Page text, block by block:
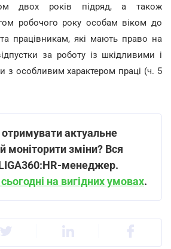
двох років підряд, а також
робочого року особам віком до
та працівникам, які мають право на
за роботу із шкідливими і
особливим характером праці (ч. 5
актуальне
моніторити зміни? Вся
менеджер.
на вигідних умовах.